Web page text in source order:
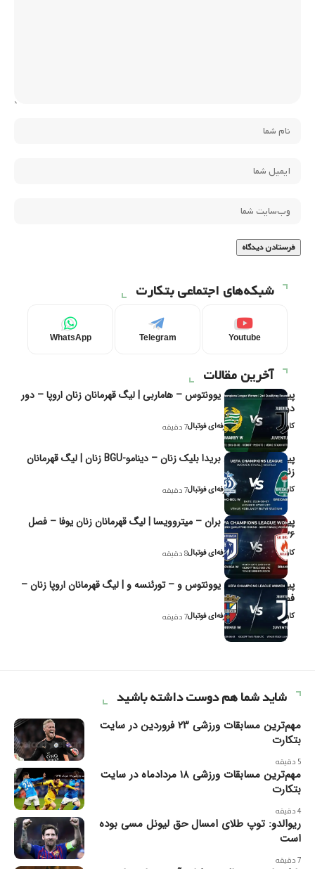
شبکه‌های اجتماعی بتکارت
Youtube
Telegram
WhatsApp
آخرین مقالات
پیش‌بینی و تحلیل یوونتوس – هاماربی | لیگ قهرمانان زنان اروپا – دور
دوم مرحله
کاوه نیک‌فر، تحلیل‌گر حرفه‌ای فوتبال7 دقیقه
پیش‌بینی و تحلیل بریدا بلیک زنان – دینامو-BGU زنان | لیگ قهرمانان
زنان یوفا
کاوه نیک‌فر، تحلیل‌گر حرفه‌ای فوتبال7 دقیقه
پیش‌بینی و تحلیل بران – میتروویسا | لیگ قهرمانان زنان یوفا – فصل
۲۰۲۶
کاوه نیک‌فر، تحلیل‌گر حرفه‌ای فوتبال8 دقیقه
پیش‌بینی و تحلیل یوونتوس و – تورئنسه و | لیگ قهرمانان اروپا زنان –
فصل ۲۰۲۶
کاوه نیک‌فر، تحلیل‌گر حرفه‌ای فوتبال7 دقیقه
شاید شما هم دوست داشته باشید
مهم‌ترین مسابقات ورزشی ۲۳ فروردین در سایت
بتکارت
5 دقیقه
مهم‌ترین مسابقات ورزشی ۱۸ مردادماه در سایت
بتکارت
4 دقیقه
ریوالدو: توپ طلای امسال حق لیونل مسی بوده
است
7 دقیقه